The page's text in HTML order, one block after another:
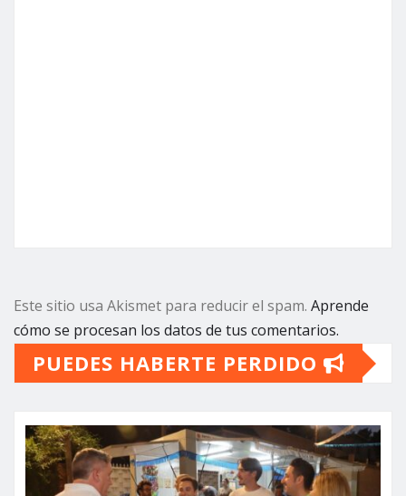
Este sitio usa Akismet para reducir el spam. Aprende
cómo se procesan los datos de tus comentarios.
PUEDES HABERTE PERDIDO